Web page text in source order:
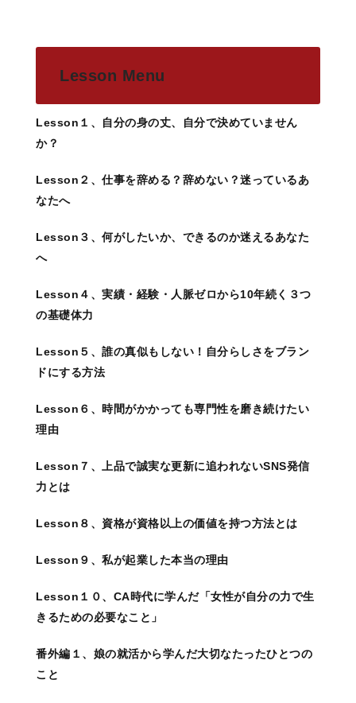
Lesson Menu
Lesson１、自分の身の丈、自分で決めていません
か？
Lesson２、仕事を辞める？辞めない？迷っているあ
なたへ
Lesson３、何がしたいか、できるのか迷えるあなた
へ
Lesson４、実績・経験・人脈ゼロから10年続く３つ
の基礎体力
Lesson５、誰の真似もしない！自分らしさをブラン
ドにする方法
Lesson６、時間がかかっても専門性を磨き続けたい
理由
Lesson７、上品で誠実な更新に追われないSNS発信
力とは
Lesson８、資格が資格以上の価値を持つ方法とは
Lesson９、私が起業した本当の理由
Lesson１０、CA時代に学んだ「女性が自分の力で生
きるための必要なこと」
番外編１、娘の就活から学んだ大切なたったひとつの
こと